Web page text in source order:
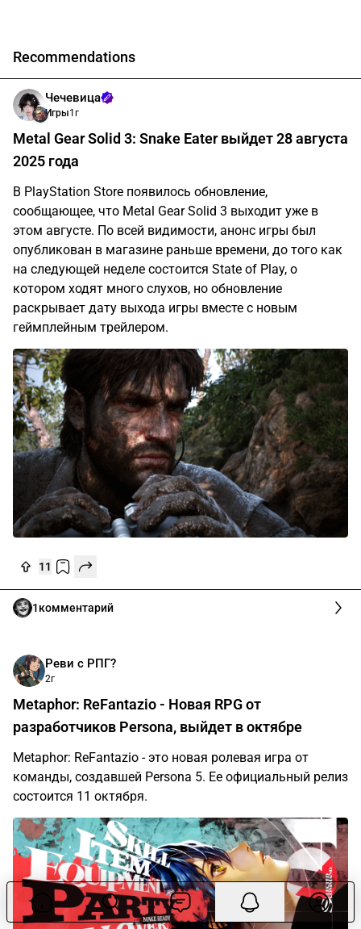
Recommendations
Чечевица
Игры1г
Metal Gear Solid 3: Snake Eater выйдет 28 августа
2025 года
В PlayStation Store появилось обновление,
сообщающее, что Metal Gear Solid 3 выходит уже в
этом августе. По всей видимости, анонс игры был
опубликован в магазине раньше времени, до того как
на следующей неделе состоится State of Play, о
котором ходят много слухов, но обновление
раскрывает дату выхода игры вместе с новым
геймплейным трейлером.
11
1комментарий
Реви с РПГ?
2г
Metaphor: ReFantazio - Новая RPG от
разработчиков Persona, выйдет в октябре
Metaphor: ReFantazio - это новая ролевая игра от
команды, создавшей Persona 5. Ее официальный релиз
состоится 11 октября.